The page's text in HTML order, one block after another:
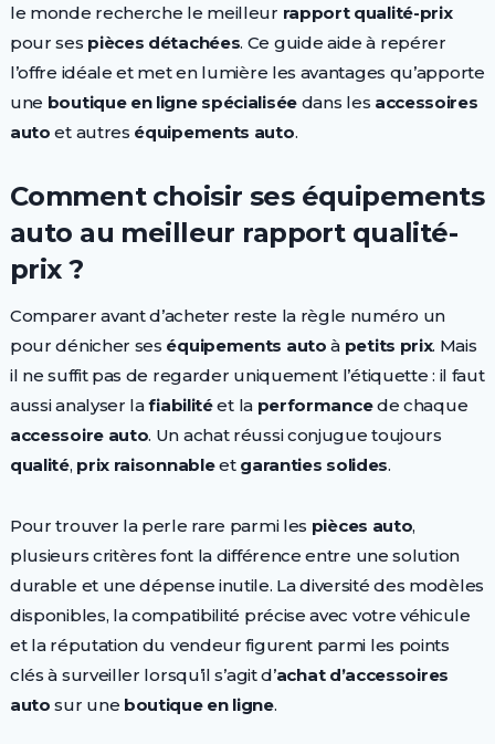
le monde recherche le meilleur rapport qualité-prix
pour ses pièces détachées. Ce guide aide à repérer
l’offre idéale et met en lumière les avantages qu’apporte
une boutique en ligne spécialiséedans les accessoires
auto et autres équipements auto.
Comment choisir ses équipements
auto au meilleur rapport qualité-
prix ?
Comparer avant d’acheter reste la règle numéro un
pour dénicher ses équipements auto à petits prix. Mais
il ne suffit pas de regarder uniquement l’étiquette : il faut
aussi analyser lafiabilitéet la performancede chaque
accessoire auto. Un achat réussi conjugue toujours
qualité, prix raisonnableet garanties solides.
Pour trouver la perle rare parmi les pièces auto,
plusieurs critères font la différence entre une solution
durable et une dépense inutile. La diversité des modèles
disponibles, la compatibilité précise avec votre véhicule
et la réputation du vendeur figurent parmi les points
clés à surveiller lorsqu’il s’agit d’achat d’accessoires
auto sur une boutique en ligne.